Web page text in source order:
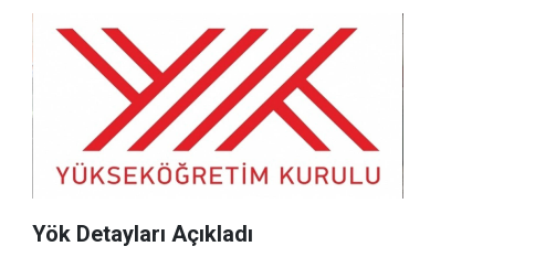
Yök Detayları Açıkladı